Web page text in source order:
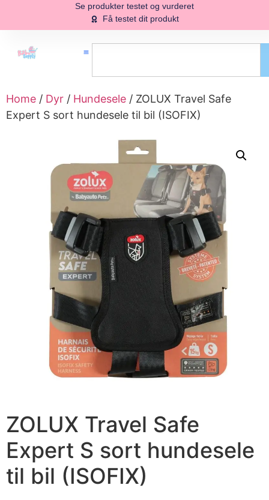
Se produkter testet og vurderet
Få testet dit produkt
Home / Dyr / Hundesele / ZOLUX Travel Safe
Expert S sort hundesele til bil (ISOFIX)
ZOLUX Travel Safe
Expert S sort hundesele
til bil (ISOFIX)